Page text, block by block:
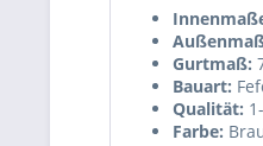
Gurtmaß:
Bauart:
Qualität:
Farbe: